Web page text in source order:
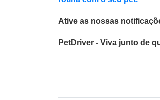
Ative as nossas
PetDriver - Viva junto de